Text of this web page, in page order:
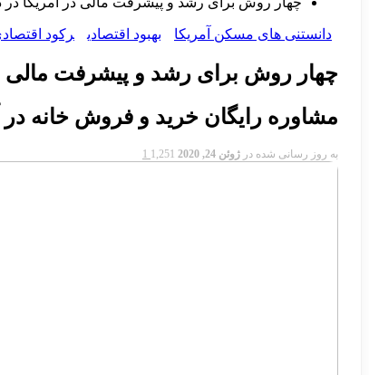
دانستنی های مسکن آمریکا بهبود اقتصادی رکود
چهار روش برای رشد و پیشرفت مالی
مشاوره رایگان خرید و فروش خانه در آمریکا:
به روز رسانی شده در ژوئن 24, 2020 1,251